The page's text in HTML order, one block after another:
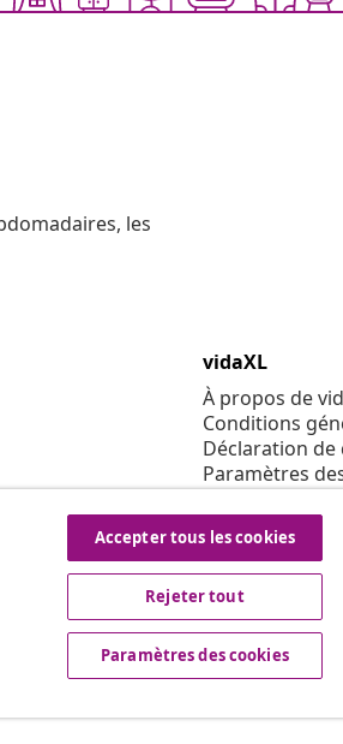
les
vidaXL
À propos de
Conditions
Déclaration
Paramètres
Code de
Sécurité
Politique de
Condition
Accepter tous les cookies
Rejeter tout
Paramètres des cookies